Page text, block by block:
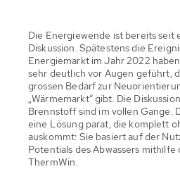
Die Energiewende ist bereits seit
Diskussion. Spätestens die
Energiemarkt im Jahr 2022
sehr deutlich vor Augen geführt,
grossen Bedarf zur
„Wärmemarkt“ gibt. Die
Brennstoff sind im vollen Gange.
eine Lösung parat, die komplett
auskommt: Sie basiert auf der
Potentials des Abwassers mithilfe
ThermWin.